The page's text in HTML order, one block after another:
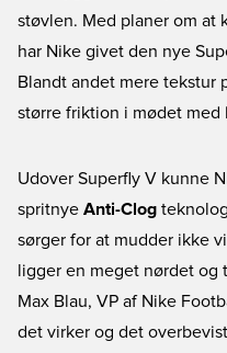
støvlen. Med planer om at
har Nike givet den nye
Blandt andet mere tekstur
større friktion i mødet med
Udover Superfly V kunne
spritnye Anti-Clog
sørger for at mudder ikke
ligger en meget nørdet og
Max Blau, VP af Nike
det virker og det